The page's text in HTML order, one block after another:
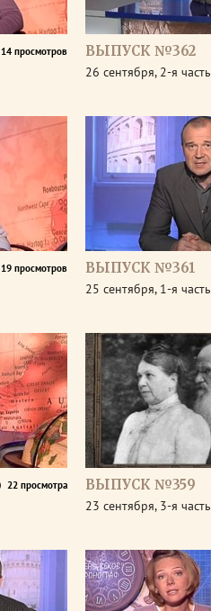
14 просмотров ВЫПУСК №362
26 сентября, 2-я часть
19 просмотров ВЫПУСК №361
25 сентября, 1-я часть
22 просмотра ВЫПУСК №359
23 сентября, 3-я часть